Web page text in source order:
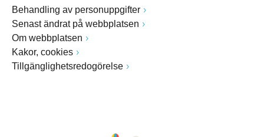
Behandling av personuppgifter
Senast ändrat på webbplatsen
Om webbplatsen
Kakor, cookies
Tillgänglighetsredogörelse